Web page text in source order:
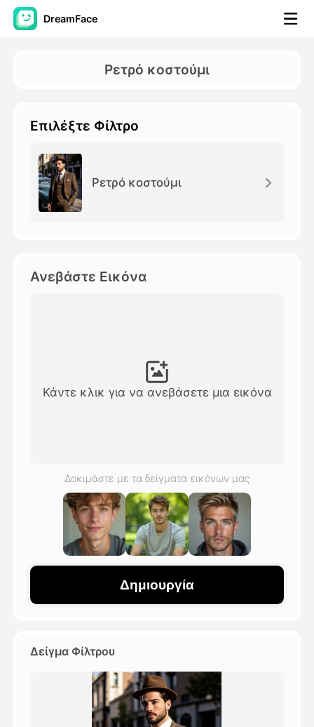
DreamFace
Βίντεο
Φωτογραφία
Άλλα Μέσα
Δείτε όλα τα πρότυπα
Blog
Ρετρό κοστούμι
Επιλέξτε Φίλτρο
Ρετρό κοστούμι
Ανεβάστε Εικόνα
Κάντε κλικ για να ανεβάσετε μια εικόνα
Δοκιμάστε με τα δείγματα εικόνων μας
Δημιουργία
Δείγμα Φίλτρου